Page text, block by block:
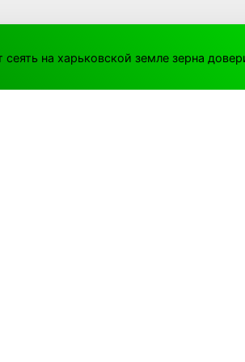
на харьковской земле зерна